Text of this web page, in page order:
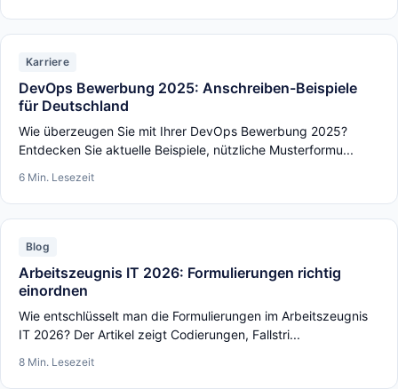
Karriere
DevOps Bewerbung 2025: Anschreiben-Beispiele
für Deutschland
Wie überzeugen Sie mit Ihrer DevOps Bewerbung 2025?
Entdecken Sie aktuelle Beispiele, nützliche Musterformu...
6 Min. Lesezeit
Blog
Arbeitszeugnis IT 2026: Formulierungen richtig
einordnen
Wie entschlüsselt man die Formulierungen im Arbeitszeugnis
IT 2026? Der Artikel zeigt Codierungen, Fallstri...
8 Min. Lesezeit